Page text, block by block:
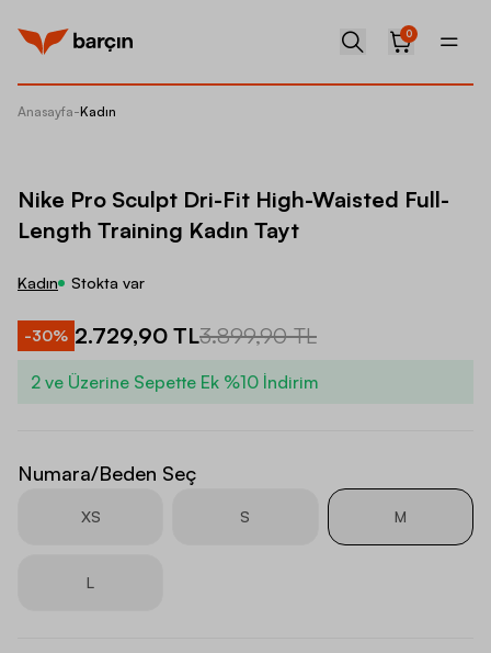
0
Anasayfa-Kadın
Nike Pro Sculpt Dri-Fit High-Waisted Full-
Length Training Kadın Tayt
Kadın Stokta var
-30% 2.729,90 TL3.899,90 TL
2 ve Üzerine Sepette Ek %10 İndirim
Numara/Beden Seç
XS S M
L